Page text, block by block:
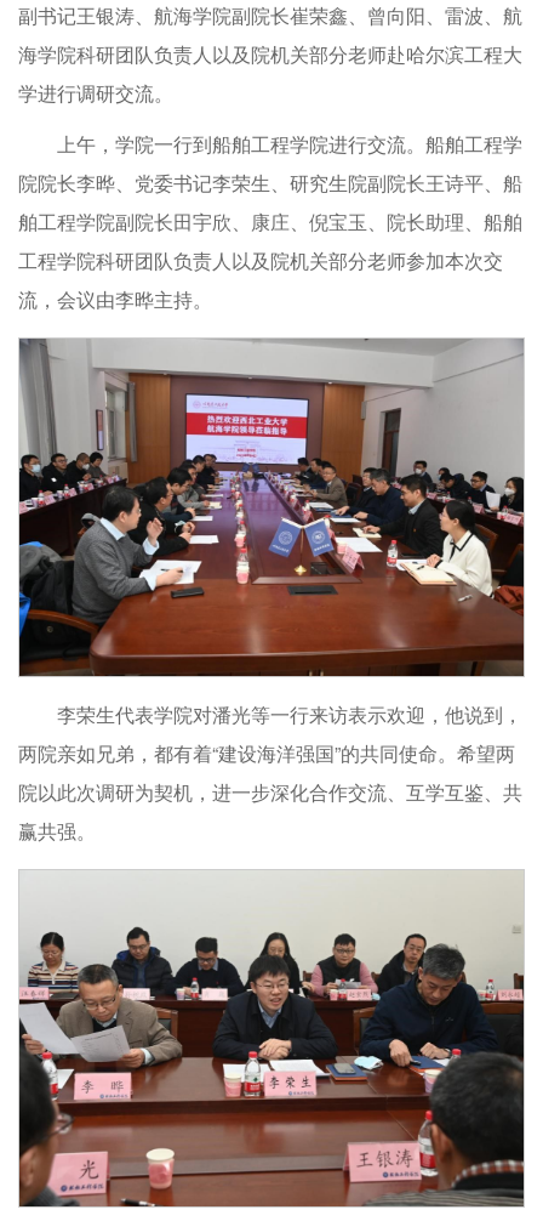
副书记王银涛、航海学院副院长崔荣鑫、曾向阳、雷波、航
海学院科研团队负责人以及院机关部分老师赴哈尔滨工程大
学进行调研交流。
上午，学院一行到船舶工程学院进行交流。船舶工程学
院院长李晔、党委书记李荣生、研究生院副院长王诗平、船
舶工程学院副院长田宇欣、康庄、倪宝玉、院长助理、船舶
工程学院科研团队负责人以及院机关部分老师参加本次交
流，会议由李晔主持。
李荣生代表学院对潘光等一行来访表示欢迎，他说到，
两院亲如兄弟，都有着“建设海洋强国”的共同使命。希望两
院以此次调研为契机，进一步深化合作交流、互学互鉴、共
赢共强。